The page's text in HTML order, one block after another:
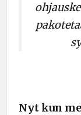
Nyt kun